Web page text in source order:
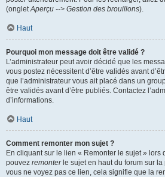
(ongletAperçu --> Gestion des brouillons).
Haut
Pourquoi mon message doit être validé ?
L’administrateur peut avoir décidé que les
vous postez nécessitent d’être validés avant
que l’administrateur vous ait placé dans un
être validés avant d’être publiés. Contactez
d’informations.
Haut
Comment remonter mon sujet ?
En cliquant sur le lien « Remonter le sujet » lors
pouvez remonterle sujet en haut du forum sur
vous ne voyez pas ce lien, cela signifie que la